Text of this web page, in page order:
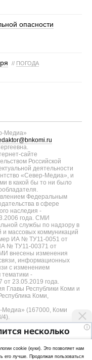
опасности
// ПОГОДА
Медиа»
сайте
Российской
деятельности
«Север-Медиа», и
в какой бы то ни было
Федеральным
в сфере
наследия -
года. СМИ
службы по надзору в
массовых коммуникаций
ИА № ТУ11-0051 от
№ ТУ11-00371 от
внесены изменения
информационных
с изменением
-
23.05.2019 года.
Главы Республики Коми и
Коми,
(167000, Коми
4).
Век»
i
несколько
Политика
cookie (куки). Это позволяет нам
его лучше. Продолжая пользоваться